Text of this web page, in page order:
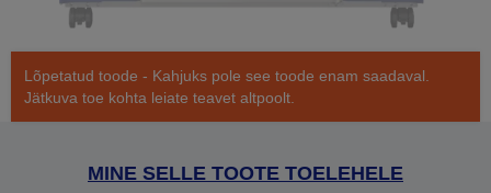
Lõpetatud toode - Kahjuks pole see toode enam saadaval.
Jätkuva toe kohta leiate teavet altpoolt.
MINE SELLE TOOTE TOELEHELE